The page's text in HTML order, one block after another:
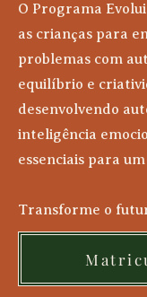
O Programa
as crianças para
problemas com
equilíbrio e
desenvolvendo
inteligência
essenciais para
Transforme o